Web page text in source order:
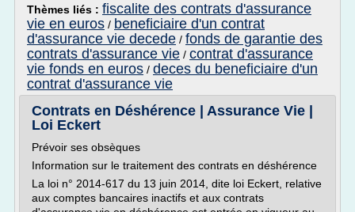
Thèmes liés : fiscalite des contrats d'assurance
vie en euros / beneficiaire d'un contrat
d'assurance vie decede / fonds de garantie des
contrats d'assurance vie / contrat d'assurance
vie fonds en euros / deces du beneficiaire d'un
contrat d'assurance vie
Contrats en Déshérence | Assurance Vie |
Loi Eckert
Prévoir ses obsèques
Information sur le traitement des contrats en déshérence
La loi n° 2014-617 du 13 juin 2014, dite loi Eckert, relative
aux comptes bancaires inactifs et aux contrats